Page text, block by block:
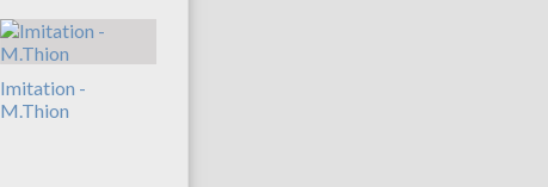
Imitation -
M.Thion